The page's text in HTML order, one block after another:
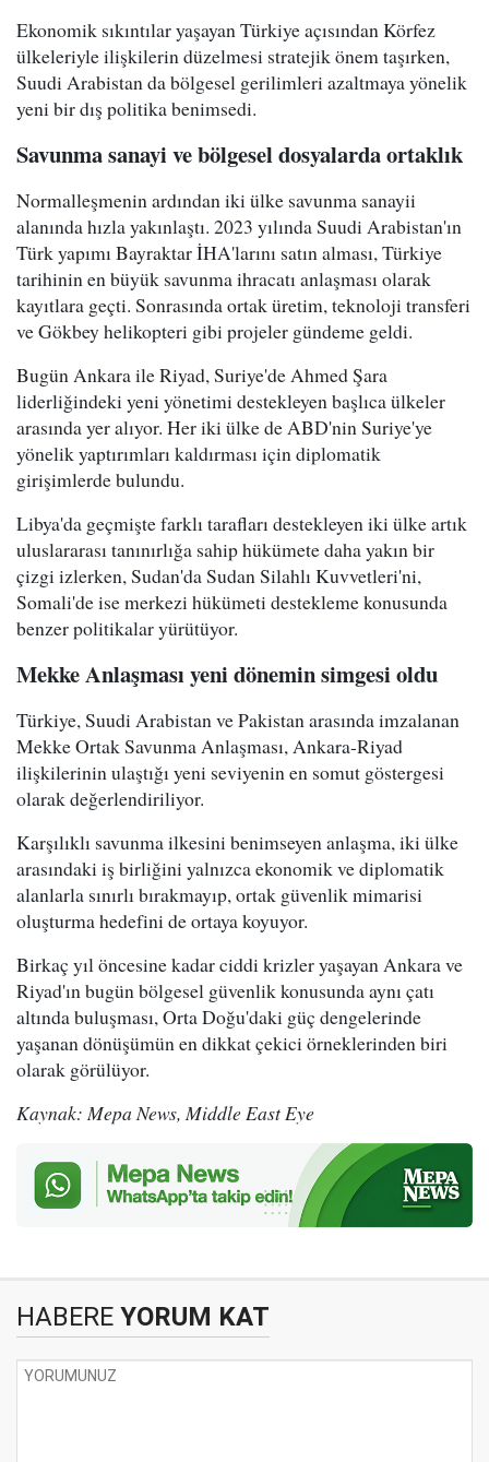
Ekonomik sıkıntılar yaşayan Türkiye açısından Körfez
ülkeleriyle ilişkilerin düzelmesi stratejik önem taşırken,
Suudi Arabistan da bölgesel gerilimleri azaltmaya yönelik
yeni bir dış politika benimsedi.
Savunma sanayi ve bölgesel dosyalarda ortaklık
Normalleşmenin ardından iki ülke savunma sanayii
alanında hızla yakınlaştı. 2023 yılında Suudi Arabistan'ın
Türk yapımı Bayraktar İHA'larını satın alması, Türkiye
tarihinin en büyük savunma ihracatı anlaşması olarak
kayıtlara geçti. Sonrasında ortak üretim, teknoloji transferi
ve Gökbey helikopteri gibi projeler gündeme geldi.
Bugün Ankara ile Riyad, Suriye'de Ahmed Şara
liderliğindeki yeni yönetimi destekleyen başlıca ülkeler
arasında yer alıyor. Her iki ülke de ABD'nin Suriye'ye
yönelik yaptırımları kaldırması için diplomatik
girişimlerde bulundu.
Libya'da geçmişte farklı tarafları destekleyen iki ülke artık
uluslararası tanınırlığa sahip hükümete daha yakın bir
çizgi izlerken, Sudan'da Sudan Silahlı Kuvvetleri'ni,
Somali'de ise merkezi hükümeti destekleme konusunda
benzer politikalar yürütüyor.
Mekke Anlaşması yeni dönemin simgesi oldu
Türkiye, Suudi Arabistan ve Pakistan arasında imzalanan
Mekke Ortak Savunma Anlaşması, Ankara-Riyad
ilişkilerinin ulaştığı yeni seviyenin en somut göstergesi
olarak değerlendiriliyor.
Karşılıklı savunma ilkesini benimseyen anlaşma, iki ülke
arasındaki iş birliğini yalnızca ekonomik ve diplomatik
alanlarla sınırlı bırakmayıp, ortak güvenlik mimarisi
oluşturma hedefini de ortaya koyuyor.
Birkaç yıl öncesine kadar ciddi krizler yaşayan Ankara ve
Riyad'ın bugün bölgesel güvenlik konusunda aynı çatı
altında buluşması, Orta Doğu'daki güç dengelerinde
yaşanan dönüşümün en dikkat çekici örneklerinden biri
olarak görülüyor.
Kaynak: Mepa News, Middle East Eye
HABERE YORUM KAT